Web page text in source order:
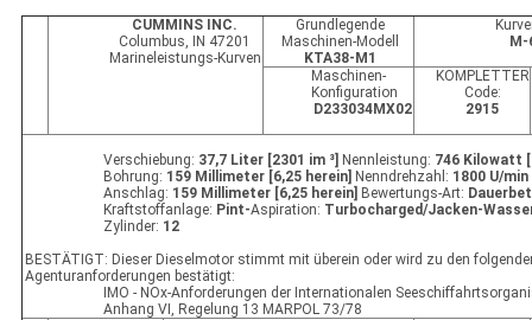
CUMMINS INC.
Columbus, IN 47201
Marineleistungs-Kurven
Grundlegende
Maschinen-Modell
KTA38-M1
M-
Maschinen-
Konfiguration
D233034MX02
KOMPLETTER
Code:
2915
Verschiebung: 37,7 Liter [2301 im ³] Nennleistung: 746 Kilowatt
Bohrung: 159 Millimeter [6,25 herein] Nenndrehzahl: 1800 U/min
Anschlag: 159 Millimeter [6,25 herein] Bewertungs-Art:
Kraftstoffanlage: Pint-Aspiration: Turbocharged/Jacken-
Zylinder: 12
BESTÄTIGT: Dieser Dieselmotor stimmt mit überein oder wird zu den
Agenturanforderungen bestätigt:
IMO - NOx-Anforderungen der Internationalen
Anhang VI, Regelung 13 MARPOL 73/78